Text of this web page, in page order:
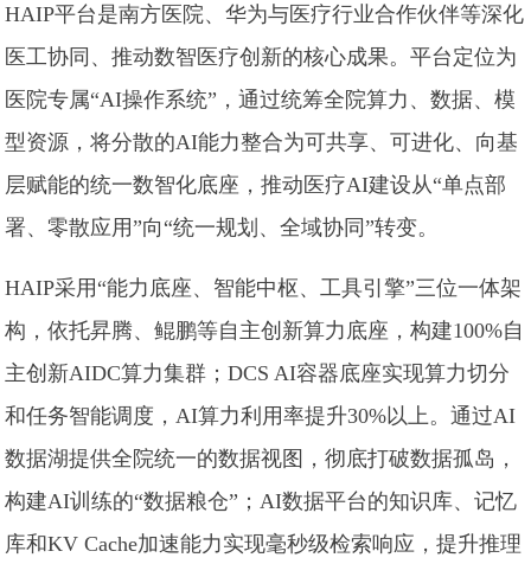
HAIP平台是南方医院、华为与医疗行业合作伙伴等深化
医工协同、推动数智医疗创新的核心成果。平台定位为
医院专属“AI操作系统”，通过统筹全院算力、数据、模
型资源，将分散的AI能力整合为可共享、可进化、向基
层赋能的统一数智化底座，推动医疗AI建设从“单点部
署、零散应用”向“统一规划、全域协同”转变。
HAIP采用“能力底座、智能中枢、工具引擎”三位一体架
构，依托昇腾、鲲鹏等自主创新算力底座，构建100%自
主创新AIDC算力集群；DCS AI容器底座实现算力切分
和任务智能调度，AI算力利用率提升30%以上。通过AI
数据湖提供全院统一的数据视图，彻底打破数据孤岛，
构建AI训练的“数据粮仓”；AI数据平台的知识库、记忆
库和KV Cache加速能力实现毫秒级检索响应，提升推理